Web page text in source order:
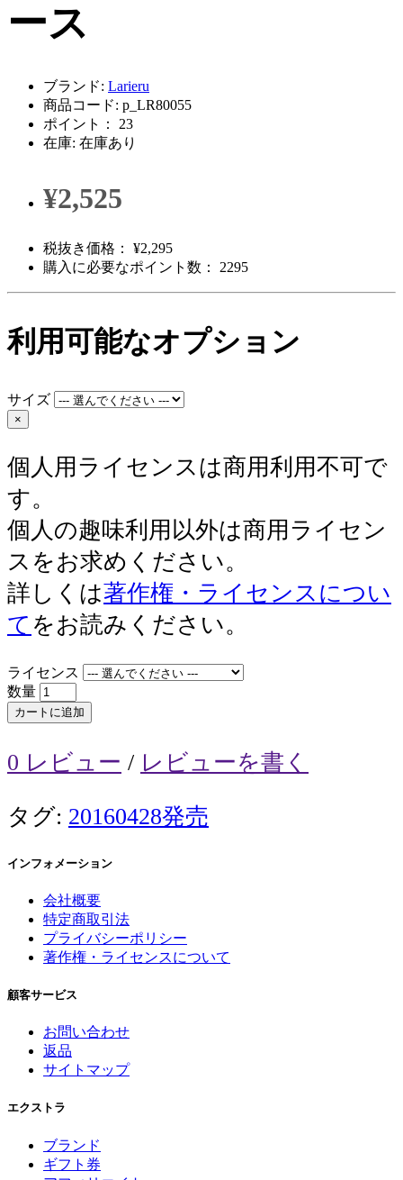
ース
ブランド: Larieru
商品コード: p_LR80055
ポイント： 23
在庫: 在庫あり
¥2,525
税抜き価格： ¥2,295
購入に必要なポイント数： 2295
利用可能なオプション
サイズ
×
個人用ライセンスは商用利用不可で
す。
個人の趣味利用以外は商用ライセン
スをお求めください。
詳しくは著作権・ライセンスについ
て をお読みください。
ライセンス
数量
カートに追加
0 レビュー / レビューを書く
タグ: 20160428発売
インフォメーション
会社概要
特定商取引法
プライバシーポリシー
著作権・ライセンスについて
顧客サービス
お問い合わせ
返品
サイトマップ
エクストラ
ブランド
ギフト券